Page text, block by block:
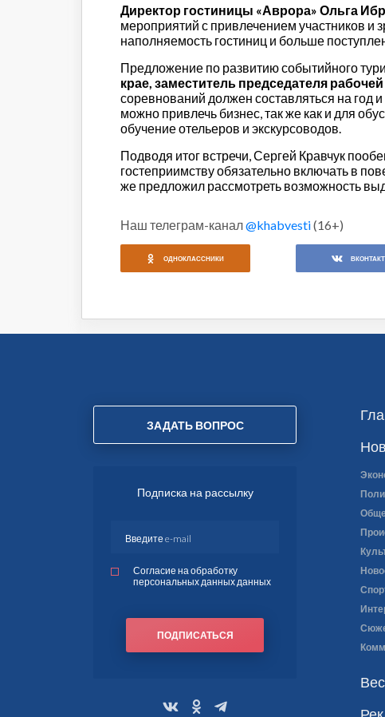
Директор гостиницы «Аврора» Ольга
мероприятий с привлечением участников и
наполняемость гостиниц и больше
Предложение по развитию событийного
крае, заместитель председателя
соревнований должен составляться на год
можно привлечь бизнес, так же как и для
обучение отельеров и экскурсоводов.
Подводя итог встречи, Сергей Кравчук
гостеприимству обязательно включать в
же предложил рассмотреть возможность
Наш телеграм-канал@khabvesti(16+)
ОДНОКЛАССНИКИ
ЗАДАТЬ ВОПРОС
Подписка на рассылку
Согласие на обработку
персональных данных данных
ПОДПИСАТЬСЯ